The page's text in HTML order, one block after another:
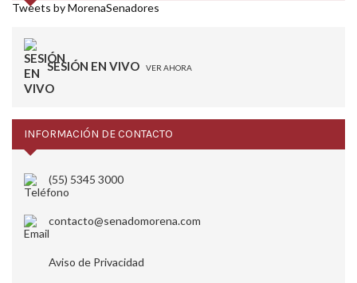
Tweets by MorenaSenadores
SESIÓN EN VIVO VER AHORA
INFORMACIÓN DE CONTACTO
(55) 5345 3000
contacto@senadomorena.com
Aviso de Privacidad